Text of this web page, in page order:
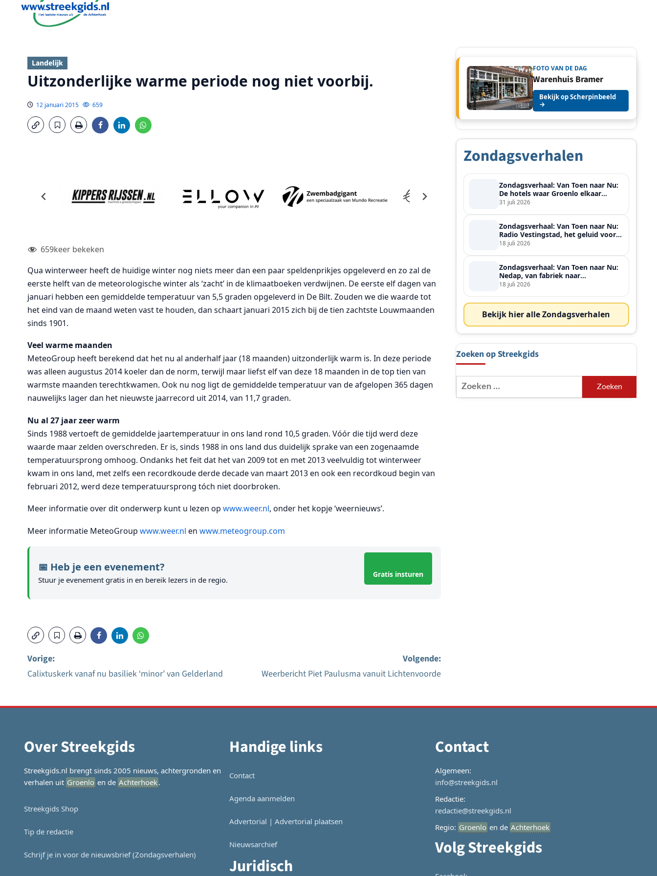
Landelijk
Uitzonderlijke warme periode nog niet voorbij.
12 januari 2015 659
659keer bekeken
Qua winterweer heeft de huidige winter nog niets meer dan een paar speldenprikjes opgeleverd en zo zal de
eerste helft van de meteorologische winter als ‘zacht’ in de klimaatboeken verdwijnen. De eerste elf dagen van
januari hebben een gemiddelde temperatuur van 5,5 graden opgeleverd in De Bilt. Zouden we die waarde tot
het eind van de maand weten vast te houden, dan schaart januari 2015 zich bij de tien zachtste Louwmaanden
sinds 1901.
Veel warme maanden
MeteoGroup heeft berekend dat het nu al anderhalf jaar (18 maanden) uitzonderlijk warm is. In deze periode
was alleen augustus 2014 koeler dan de norm, terwijl maar liefst elf van deze 18 maanden in de top tien van
warmste maanden terechtkwamen. Ook nu nog ligt de gemiddelde temperatuur van de afgelopen 365 dagen
nauwelijks lager dan het nieuwste jaarrecord uit 2014, van 11,7 graden.
Nu al 27 jaar zeer warm
Sinds 1988 vertoeft de gemiddelde jaartemperatuur in ons land rond 10,5 graden. Vóór die tijd werd deze
waarde maar zelden overschreden. Er is, sinds 1988 in ons land dus duidelijk sprake van een zogenaamde
temperatuursprong omhoog. Ondanks het feit dat het van 2009 tot en met 2013 veelvuldig tot winterweer
kwam in ons land, met zelfs een recordkoude derde decade van maart 2013 en ook een recordkoud begin van
februari 2012, werd deze temperatuursprong tóch niet doorbroken.
Meer informatie over dit onderwerp kunt u lezen opwww.weer.nl, onder het kopje ‘weernieuws’.
Meer informatie MeteoGroupwww.weer.nl enwww.meteogroup.com
📅 Heb je een evenement?
Stuur je evenement gratis in en bereik lezers in de regio.
Gratis insturen
navigatie
Vorige:
Calixtuskerk vanaf nu basiliek ‘minor’ van Gelderland
Volgende:
Weerbericht Piet Paulusma vanuit Lichtenvoorde
FOTO VAN DE DAG
Warenhuis Bramer
Bekijk op Scherpinbeeld
→
Zondagsverhalen
Zondagsverhaal: Van Toen naar Nu:
De hotels waar Groenlo elkaar
ontmoette
31 juli 2026
Zondagsverhaal: Van Toen naar Nu:
Radio Vestingstad, het geluid voor
heel de streek
18 juli 2026
Zondagsverhaal: Van Toen naar Nu:
Nedap, van fabriek naar
wereldspeler
18 juli 2026
Bekijk hier alle Zondagsverhalen
Zoeken op Streekgids
Zoeken
naar:
Over Streekgids
Streekgids.nl brengt sinds 2005 nieuws, achtergronden en
verhalen uit Groenlo en de Achterhoek.
Streekgids Shop
Tip de redactie
Schrijf je in voor de nieuwsbrief (Zondagsverhalen)
Handige links
Contact
Agenda aanmelden
Advertorial | Advertorial plaatsen
Nieuwsarchief
Juridisch
Contact
Algemeen:
info@streekgids.nl
Redactie:
redactie@streekgids.nl
Regio: Groenlo en de Achterhoek
Volg Streekgids